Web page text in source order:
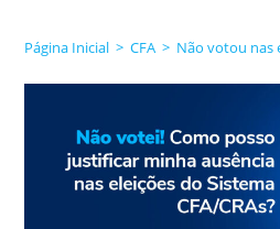
Página Inicial > CFA > Não votou nas